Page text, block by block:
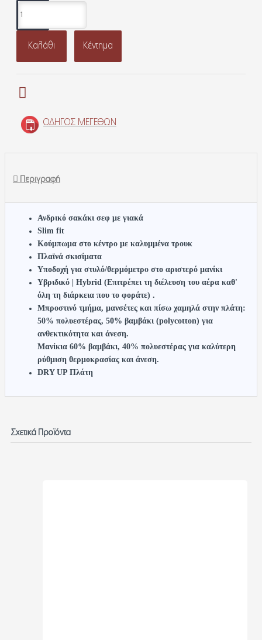
Καλάθι Κέντημα
ΟΔΗΓΌΣ ΜΕΓΕΘΏΝ
Περιγραφή
Ανδρικό σακάκι σεφ με γιακά
Slim fit
Κούμπωμα στο κέντρο με καλυμμένα τρουκ
Πλαϊνά σκισίματα
Υποδοχή για στυλό/θερμόμετρο στο αριστερό μανίκι
Υβριδικό | Hybrid (Επιτρέπει τη διέλευση του αέρα καθ'
όλη τη διάρκεια που το φοράτε) .
Μπροστινό τμήμα, μανσέτες και πίσω χαμηλά στην πλάτη:
50% πολυεστέρας, 50% βαμβάκι (polycotton) για
ανθεκτικότητα και άνεση.
Μανίκια 60% βαμβάκι, 40% πολυεστέρας για καλύτερη
ρύθμιση θερμοκρασίας και άνεση.
DRY UP Πλάτη
Σχετικά Προϊόντα